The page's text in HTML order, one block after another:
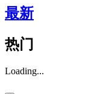
最新
热门
Loading...